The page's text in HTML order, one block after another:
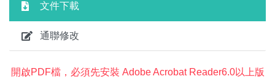
文件下載
通聯修改
開啟PDF檔，必須先安裝 Adobe Acrobat Reader6.0以上版